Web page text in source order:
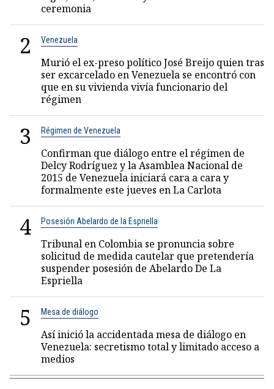
ceremonia
2 Venezuela
Murió el ex-preso político José Breijo quien tras
ser excarcelado en Venezuela se encontró con
que en su vivienda vivía funcionario del
régimen
3 Régimen de Venezuela
Confirman que diálogo entre el régimen de
Delcy Rodríguez y la Asamblea Nacional de
2015 de Venezuela iniciará cara a cara y
formalmente este jueves en La Carlota
4 Posesión Abelardo de la Espriella
Tribunal en Colombia se pronuncia sobre
solicitud de medida cautelar que pretendería
suspender posesión de Abelardo De La
Espriella
5 Mesa de diálogo
Así inició la accidentada mesa de diálogo en
Venezuela: secretismo total y limitado acceso a
medios